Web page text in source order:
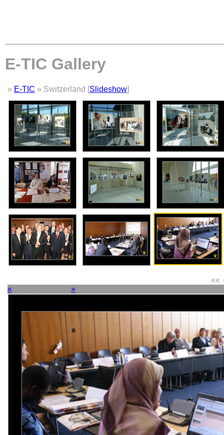
E-TIC Gallery
» E-TIC » Switzerland [Slideshow]
««
«
»